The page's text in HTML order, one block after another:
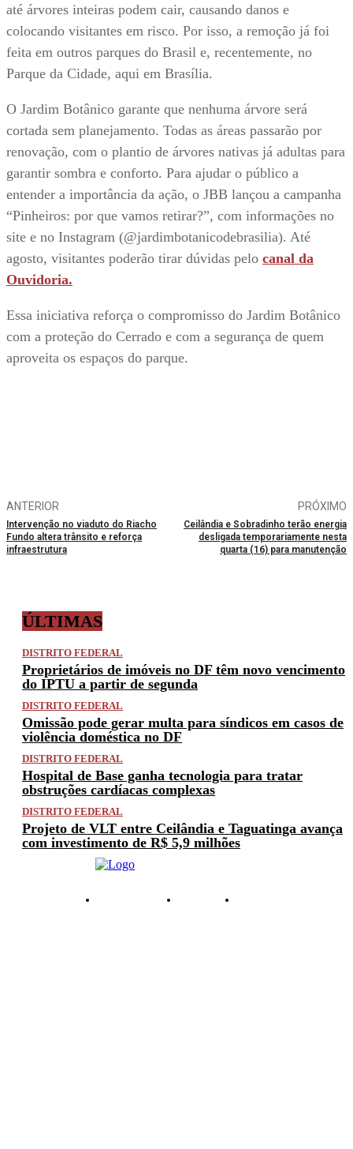
até árvores inteiras podem cair, causando danos e
colocando visitantes em risco. Por isso, a remoção já foi
feita em outros parques do Brasil e, recentemente, no
Parque da Cidade, aqui em Brasília.
O Jardim Botânico garante que nenhuma árvore será
cortada sem planejamento. Todas as áreas passarão por
renovação, com o plantio de árvores nativas já adultas para
garantir sombra e conforto. Para ajudar o público a
entender a importância da ação, o JBB lançou a campanha
“Pinheiros: por que vamos retirar?”, com informações no
site e no Instagram (@jardimbotanicodebrasilia). Até
agosto, visitantes poderão tirar dúvidas pelo canal da
Ouvidoria.
Essa iniciativa reforça o compromisso do Jardim Botânico
com a proteção do Cerrado e com a segurança de quem
aproveita os espaços do parque.
ANTERIOR
Intervenção no viaduto do Riacho
Fundo altera trânsito e reforça
infraestrutura
PRÓXIMO
Ceilândia e Sobradinho terão energia
desligada temporariamente nesta
quarta (16) para manutenção
ÚLTIMAS
DISTRITO FEDERAL
Proprietários de imóveis no DF têm novo vencimento
do IPTU a partir de segunda
DISTRITO FEDERAL
Omissão pode gerar multa para síndicos em casos de
violência doméstica no DF
DISTRITO FEDERAL
Hospital de Base ganha tecnologia para tratar
obstruções cardíacas complexas
DISTRITO FEDERAL
Projeto de VLT entre Ceilândia e Taguatinga avança
com investimento de R$ 5,9 milhões